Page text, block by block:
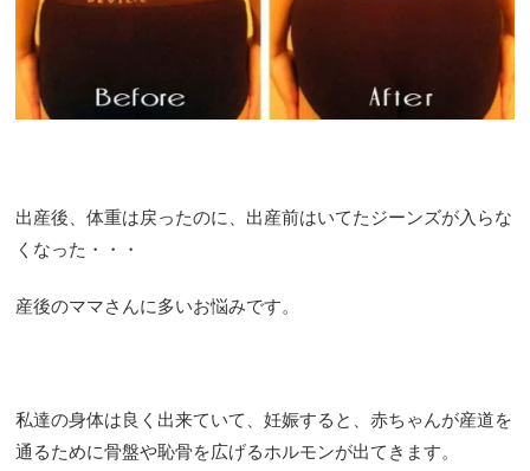
出産後、体重は戻ったのに、出産前はいてたジーンズが入らな
くなった・・・
産後のママさんに多いお悩みです。
私達の身体は良く出来ていて、妊娠すると、赤ちゃんが産道を
通るために骨盤や恥骨を広げるホルモンが出てきます。